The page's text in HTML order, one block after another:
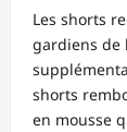
Les shorts
gardiens de
shorts
en mousse